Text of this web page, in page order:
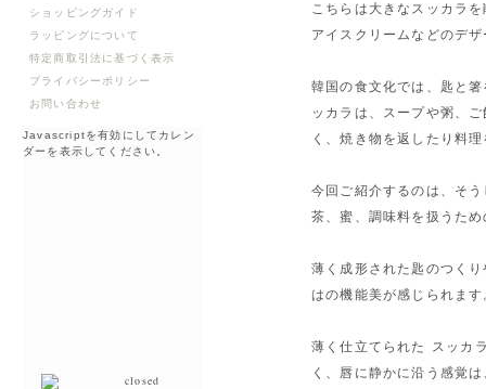
こちらは大きなスッカラ
アイスクリームなどのデ
韓国の食文化では、匙と
ッカラは、スープや粥、
く、焼き物を返したり料
今回ご紹介するのは、そ
茶、蜜、調味料を扱うた
薄く成形された匙のつく
はの機能美が感じられます
薄く仕立てられた スッカ
く、唇に静かに沿う感覚
ショッピングガイド
ラッピングについて
特定商取引法に基づく表示
プライバシーポリシー
お問い合わせ
Javascriptを有効にしてカレン
ダーを表示してください。
closed